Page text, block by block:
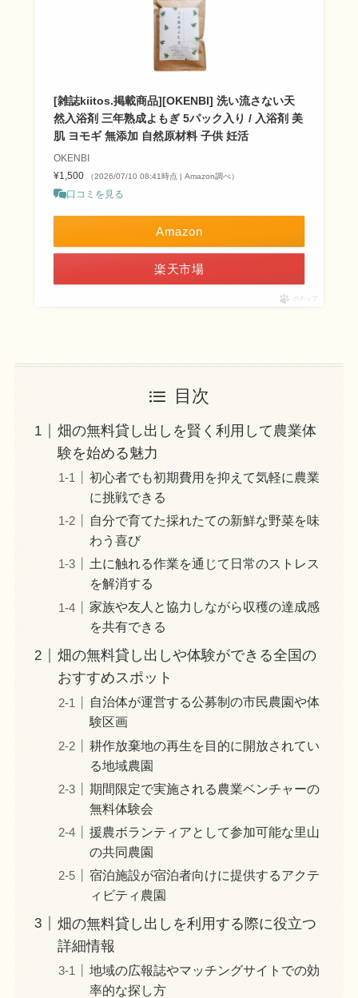
[雑誌kiitos.掲載商品][OKENBI] 洗い流さない天
然入浴剤 三年熟成よもぎ 5パック入り / 入浴剤 美
肌 ヨモギ 無添加 自然原材料 子供 妊活
OKENBI
¥1,500
（2026/07/10 08:41時点 | Amazon調べ）
口コミを見る
Amazon
楽天市場
ポチップ
目次
畑の無料貸し出しを賢く利用して農業体
験を始める魅力
初心者でも初期費用を抑えて気軽に農業
に挑戦できる
自分で育てた採れたての新鮮な野菜を味
わう喜び
土に触れる作業を通じて日常のストレス
を解消する
家族や友人と協力しながら収穫の達成感
を共有できる
畑の無料貸し出しや体験ができる全国の
おすすめスポット
自治体が運営する公募制の市民農園や体
験区画
耕作放棄地の再生を目的に開放されてい
る地域農園
期間限定で実施される農業ベンチャーの
無料体験会
援農ボランティアとして参加可能な里山
の共同農園
宿泊施設が宿泊者向けに提供するアクテ
ィビティ農園
畑の無料貸し出しを利用する際に役立つ
詳細情報
地域の広報誌やマッチングサイトでの効
率的な探し方